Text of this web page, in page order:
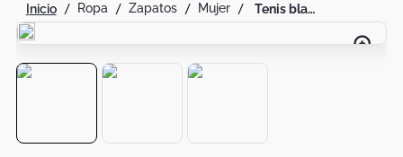
ropa zapatos mujer tenis blanco plataforma
Decoracion
Cuadro